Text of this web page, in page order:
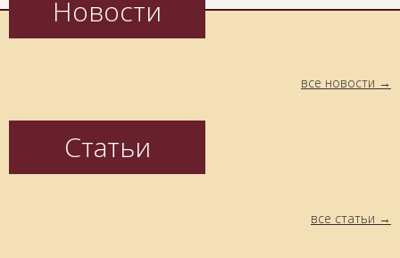
Новости
все новости
Статьи
все статьи